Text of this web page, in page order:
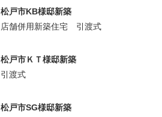
松戸市KB様邸新築
店舗併用新築住宅 引渡式
松戸市ＫＴ様邸新築
引渡式
松戸市SG様邸新築